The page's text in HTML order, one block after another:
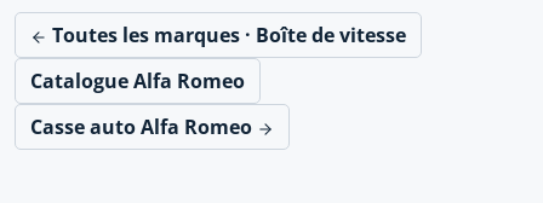
Toutes les marques · Boîte de vitesse
Catalogue Alfa Romeo
Casse auto Alfa Romeo